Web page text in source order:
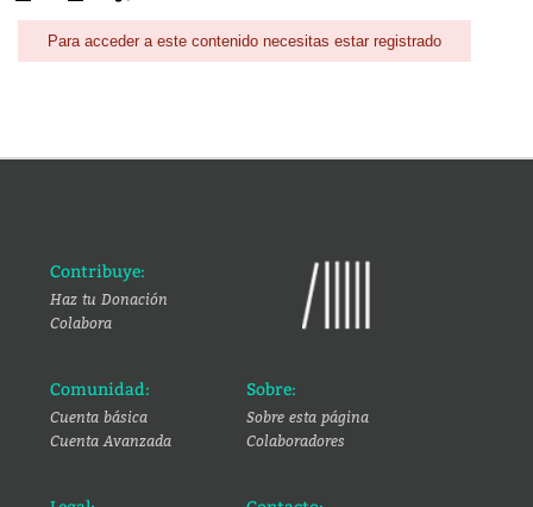
Para acceder a este contenido necesitas estar registrado
Contribuye:
Haz tu Donación
Colabora
Comunidad:
Cuenta básica
Cuenta Avanzada
Sobre:
Sobre esta página
Colaboradores